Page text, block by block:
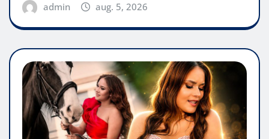
admin aug. 5, 2026